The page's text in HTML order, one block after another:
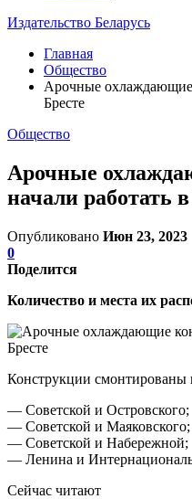
Издательство Беларусь
Главная
Общество
Арочные охлаждающие
Бресте
Общество
Арочные
начали работать
Опубликовано Июн 23, 2023
0
Поделится
Количество и места их
Конструкции смонтированы
— Советской и Островского;
— Советской и Маяковского;
— Советской и Набережной;
— Ленина и
Сейчас читают